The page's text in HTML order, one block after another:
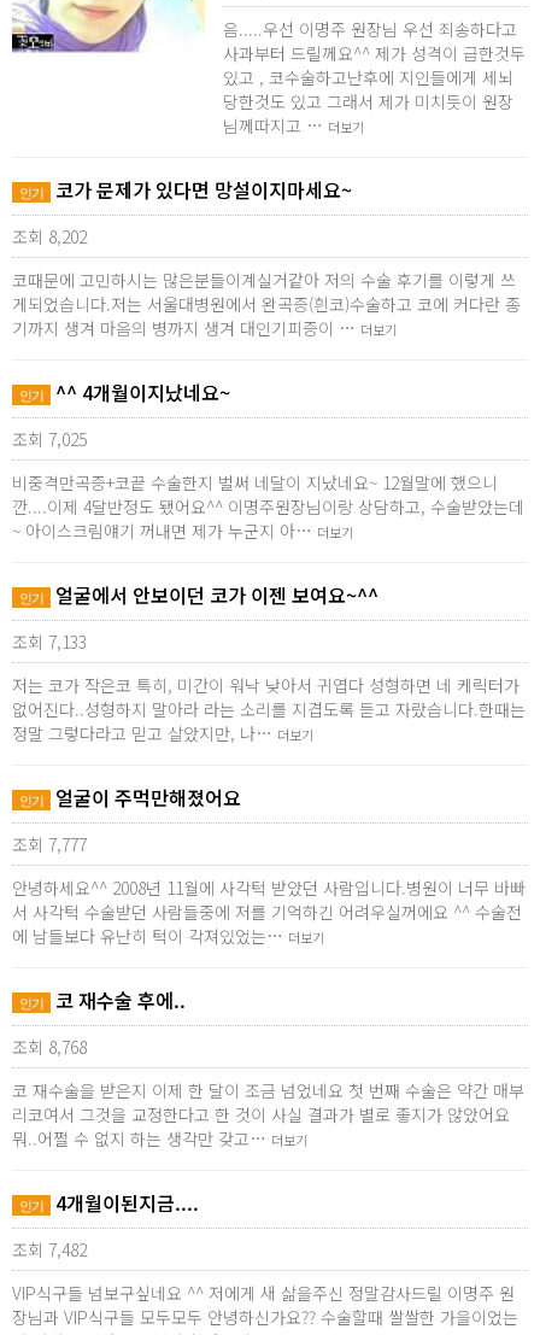
음.....우선 이명주 원장님 우선 죄송하다고
사과부터 드릴께요^^ 제가 성격이 급한것두
있고 , 코수술하고난후에 지인들에게 세뇌
당한것도 있고 그래서 제가 미치듯이 원장
님께따지고 … 더보기
인기 코가 문제가 있다면 망설이지마세요~
조회 8,202
코때문에 고민하시는 많은분들이계실거같아 저의 수술 후기를 이렇게 쓰
게되었습니다.저는 서울대병원에서 완곡증(흰코)수술하고 코에 커다란 종
기까지 생겨 마음의 병까지 생겨 대인기피증이 … 더보기
인기 ^^ 4개월이지났네요~
조회 7,025
비중격만곡증+코끝 수술한지 벌써 네달이 지났네요~ 12월말에 했으니
깐....이제 4달반정도 됐어요^^ 이명주원장님이랑 상담하고, 수술받았는데
~ 아이스크림얘기 꺼내면 제가 누군지 아… 더보기
인기 얼굴에서 안보이던 코가 이젠 보여요~^^
조회 7,133
저는 코가 작은코 특히, 미간이 워낙 낮아서 귀엽다 성형하면 네 케릭터가
없어진다..성형하지 말아라 라는 소리를 지겹도록 듣고 자랐습니다.한때는
정말 그렇다라고 믿고 살았지만, 나… 더보기
인기 얼굴이 주먹만해졌어요
조회 7,777
안녕하세요^^ 2008년 11월에 사각턱 받았던 사람입니다.병원이 너무 바빠
서 사각턱 수술받던 사람들중에 저를 기억하긴 어려우실꺼에요 ^^ 수술전
에 남들보다 유난히 턱이 각져있었는… 더보기
인기 코 재수술 후에..
조회 8,768
코 재수술을 받은지 이제 한 달이 조금 넘었네요 첫 번째 수술은 약간 매부
리코여서 그것을 교정한다고 한 것이 사실 결과가 별로 좋지가 않았어요
뭐..어쩔 수 없지 하는 생각만 갖고… 더보기
인기 4개월이된지금....
조회 7,482
VIP식구들 넘보구싶네요 ^^ 저에게 새 삶을주신 정말감사드릴 이명주 원
장님과 VIP식구들 모두모두 안녕하신가요?? 수술할때 쌀쌀한 가을이었는